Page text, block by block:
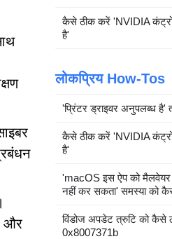
और
कैसे ठीक करें 'NVIDIA
है'
लोकप्रिय How-Tos
'प्रिंटर ड्राइवर अनुपलब्ध
कैसे ठीक करें 'NVIDIA
है'
'macOS इस ऐप को मैलवेयर
नहीं कर सकता' समस्या को
विंडोज अपडेट त्रुटि को कैसे
0x8007371b